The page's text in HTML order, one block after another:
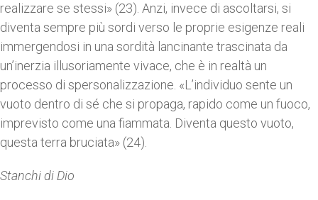
realizzare se stessi» (23). Anzi, invece di ascoltarsi, si
diventa sempre più sordi verso le proprie esigenze reali
immergendosi in una sordità lancinante trascinata da
un’inerzia illusoriamente vivace, che è in realtà un
processo di spersonalizzazione. «L’individuo sente un
vuoto dentro di sé che si propaga, rapido come un fuoco,
imprevisto come una fiammata. Diventa questo vuoto,
questa terra bruciata» (24).
Stanchi di Dio